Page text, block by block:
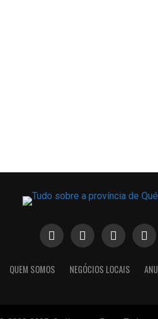
QUEM SOMOS NEGÓCIOS LOCAIS